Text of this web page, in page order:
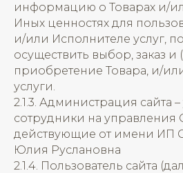
информацию о Товарах и/
Иных ценностях для
и/или Исполнителе услуг,
осуществить выбор, заказ и
приобретение Товара, и/
услуги.
2.1.3. Администрация сайта
сотрудники на управления
действующие от имени ИП
Юлия Руслановна
2.1.4. Пользователь сайта